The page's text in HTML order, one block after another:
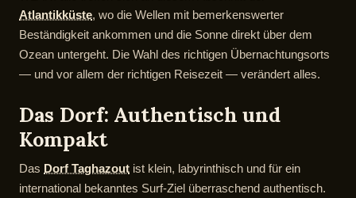
Atlantikküste, wo die Wellen mit bemerkenswerter
Beständigkeit ankommen und die Sonne direkt über dem
Ozean untergeht. Die Wahl des richtigen Übernachtungsorts
— und vor allem der richtigen Reisezeit — verändert alles.
Das Dorf: Authentisch und
Kompakt
Das Dorf Taghazout ist klein, labyrinthisch und für ein
international bekanntes Surf-Ziel überraschend authentisch.